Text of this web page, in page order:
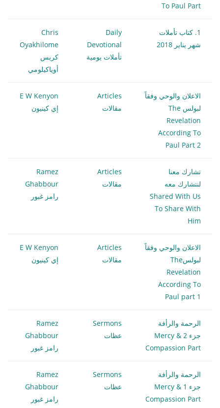
To Paul Part
1. كتاب تأملات
شهر يناير 2018
Daily
Devotional
تأملات يومية
Chris
Oyakhilome
كريس
أوياكيلومي
الاعلان والوحي وفقاً
لبولس The
Revelation
According To
Paul Part 2
Articles
مقالات
E W Kenyon
إي كينيون
تشارك معنا
لنتشارك معه
Shared With Us
To Share With
Him
Articles
مقالات
Ramez
Ghabbour
رامز غبور
الاعلان والوحي وفقاً
لبولسThe
Revelation
According To
Paul part 1
Articles
مقالات
E W Kenyon
إي كينيون
الرحمة والرأفة
جزء 2 Mercy &
Compassion Part
Sermons
عظات
Ramez
Ghabbour
رامز غبور
الرحمة والرأفة
جزء 1 Mercy &
Compassion Part
Sermons
عظات
Ramez
Ghabbour
رامز غبور